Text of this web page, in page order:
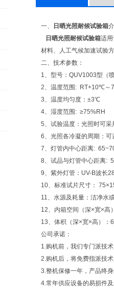
一、 日晒光照耐候试验箱
日晒光照耐候试验箱适
材料、人工气候加速试验
二、技术参数：
1、型号：QUV1003型（
2、温度范围: RT+10℃
3、温度均匀度：±3℃
4、湿度范围: ≥75%RH
5、试验温度：光照时可
6、光照各冷凝的周期：
7、灯管内中心距离:
8、试品与灯管中心距离:
9、紫外灯管：UV-B波长
10、标准试片尺寸：
11、水源及耗量：洁净水
12、内箱空间（深×宽×高
13、体积（深×宽×高）：
公司承诺：
1.购机前，我们专门派技
2.购机后，将免费指派技
3.整机保修一年，产品终
4.常年供应设备的易损件